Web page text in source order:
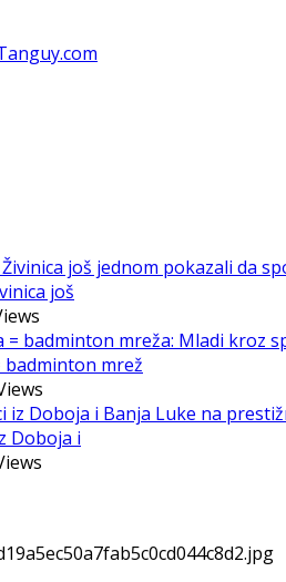
još
badminton mrež
Doboja i